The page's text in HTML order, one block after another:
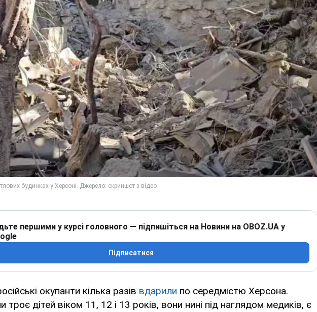
першими у курсі головного — підпишіться на Новини на OBOZ.UA у
Підписатися
окупанти кілька разів вдарили по середмістю Херсона.
дітей віком 11, 12 і 13 років, вони нині під наглядом медиків, є